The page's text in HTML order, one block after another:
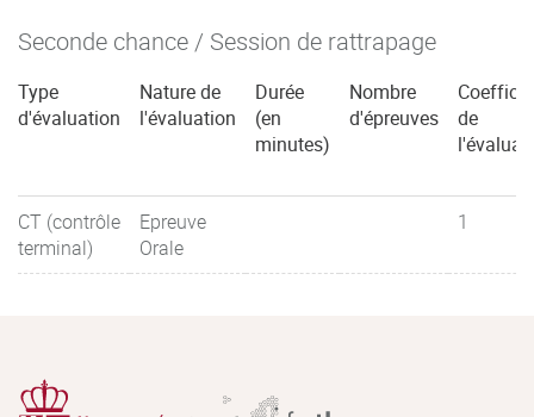
Seconde chance / Session de rattrapage
Type
d'évaluation
Nature de
l'évaluation
Durée
(en
minutes)
Nombre
d'épreuves
de
CT (contrôle
terminal)
Epreuve
Orale
1